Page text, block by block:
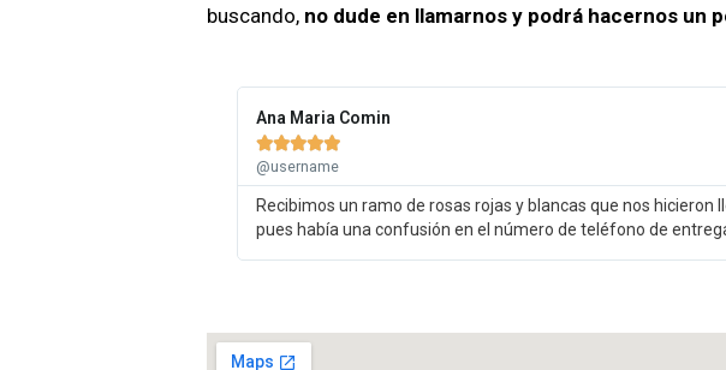
buscando, no dude en llamarnos y podrá hacernos un
Ana Maria Comin

@username
Recibimos un ramo de rosas rojas y blancas que nos
pues había una confusión en el número de teléfono de